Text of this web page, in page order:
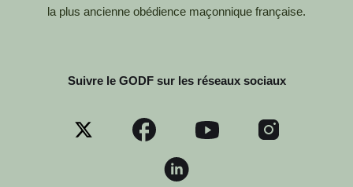
la plus ancienne obédience maçonnique française.
Suivre le GODF sur les réseaux sociaux